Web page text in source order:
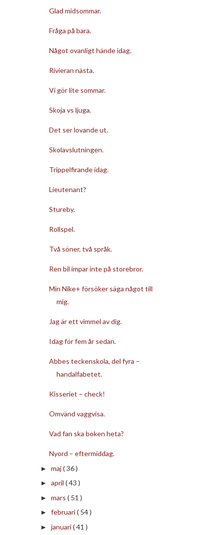
Glad midsommar.
Fråga på bara.
Något ovanligt hände idag.
Rivieran nästa.
Vi gör lite sommar.
Skoja vs ljuga.
Det ser lovande ut.
Skolavslutningen.
Trippelfirande idag.
Lieutenant?
Stureby.
Rollspel.
Två söner, två språk.
Ren bil impar inte på storebror.
Min Nike+ försöker säga något till
mig.
Jag är ett vimmel av dig.
Idag för fem år sedan.
Abbes teckenskola, del fyra –
handalfabetet.
Kisseriet – check!
Omvänd vaggvisa.
Vad fan ska boken heta?
Nyord – eftermiddag.
► maj( 36 )
► april ( 43 )
► mars ( 51 )
► februari( 54 )
► januari( 41 )